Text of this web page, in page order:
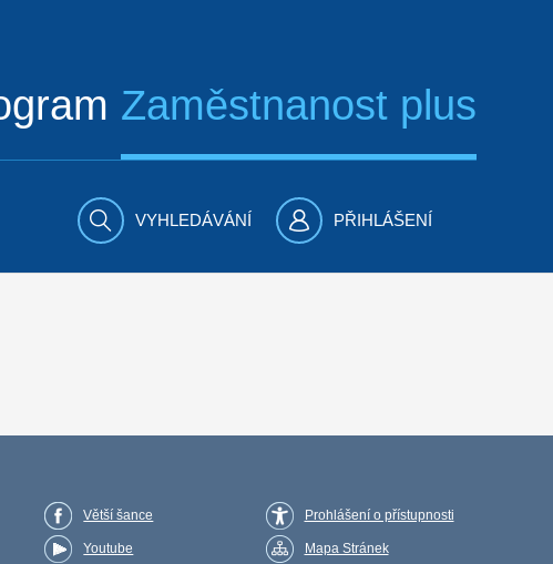
Zaměstnanost plus
VYHLEDÁVÁNÍ PŘIHLÁŠENÍ
Větší šance
Youtube
Prohlášení o přístupnosti
Mapa Stránek